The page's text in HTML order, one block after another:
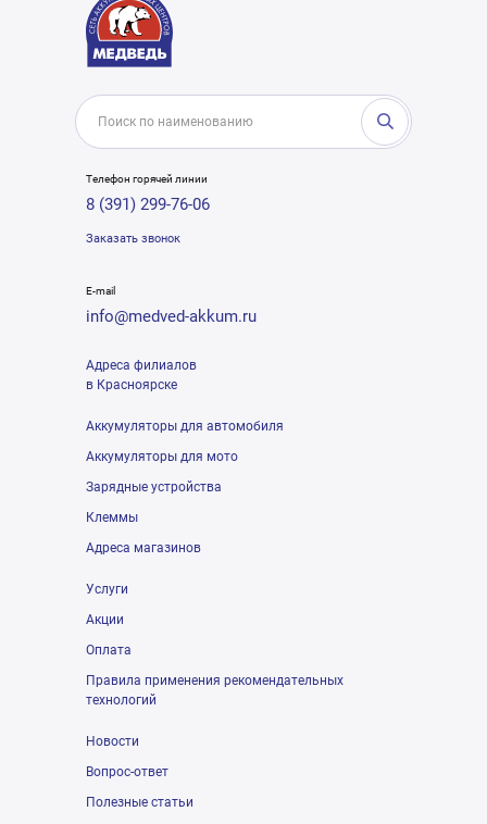
Телефон горячей линии
8 (391) 299-76-06
Заказать звонок
E-mail
info@medved-akkum.ru
Адреса филиалов
в Красноярске
Аккумуляторы для автомобиля
Аккумуляторы для мото
Зарядные устройства
Клеммы
Адреса магазинов
Услуги
Акции
Оплата
Правила применения рекомендательных
технологий
Новости
Вопрос-ответ
Полезные статьи